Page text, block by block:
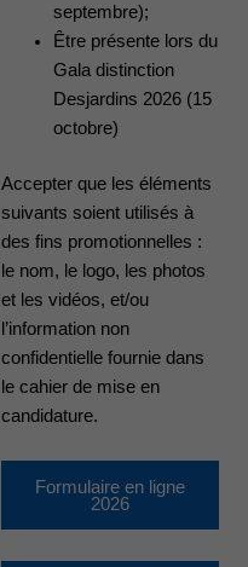
septembre);
Être présente lors du
Gala distinction
Desjardins 2026 (15
octobre)
Accepter que les éléments
suivants soient utilisés à
des fins promotionnelles :
le nom, le logo, les photos
et les vidéos, et/ou
l’information non
confidentielle fournie dans
le cahier de mise en
candidature.
Formulaire en ligne
2026